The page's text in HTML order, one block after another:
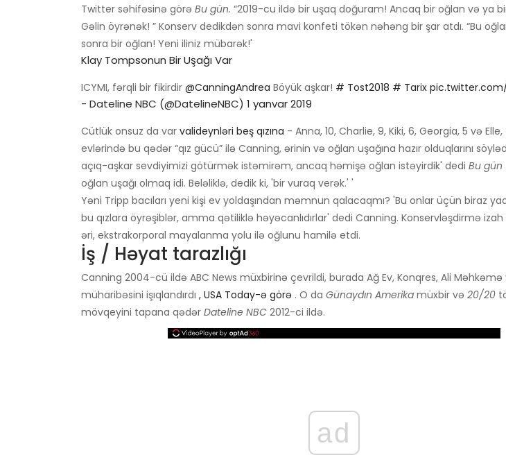
Twitter səhifəsinə görə Bu gün. “2019-cu ildə bir uşaq doğuram! Ancaq bir oğlan və ya
Gəlin öyrənək! ” Konserv dedikdən sonra mavi konfeti tökən nəhəng bir şar atdı. “Bu
sonra bir oğlan! Yeni iliniz mübarək!'
Klay Tompsonun Bir Uşağı Var
ICYMI, fərqli bir fikirdir @CanningAndrea Böyük aşkar! # Tost2018 # Tarix pic.twitter.com/
- Dateline NBC (@DatelineNBC) 1 yanvar 2019
Cütlük onsuz da var valideynləri beş qızına - Anna, 10, Charlie, 9, Kiki, 6, Georgia, 5 və
evlərində bu qədər “qız gücü” ilə Canning, ərinin və oğlan uşağına hazır olduqlarını söylədi.
açıq-aşkar sevdiyimizi götürmək istəmirəm, ancaq həmişə oğlan istəyirdik' dedi Bu gün
oğlan uşağı olmaq idi. Beləliklə, dedik ki, 'bir vuraq verək.' '
Yəni Tripp bacıları yeni kişi ev yoldaşından məmnun qalacaqmı? 'Bu onlar üçün biraz
bu qızlara öyrəşiblər, amma qətiliklə həyəcanlıdırlar' dedi Canning. Konservləşdirmə
əri, ekstrakorporal mayalanma yolu ilə oğlunu hamilə etdi.
İş / Həyat tarazlığı
Canning 2004-cü ildə ABC News müxbirinə çevrildi, burada Ağ Ev, Konqres, Ali Məhkəmə
müharibəsini işıqlandırdı , USA Today-ə görə . O da Günaydın Amerika müxbir və 20/20
mövqeyini tapana qədər Dateline NBC 2012-ci ildə.
ad